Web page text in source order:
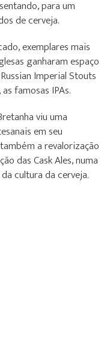
para um
de cerveja.
exemplares mais
ganharam espaço
Imperial Stouts
famosas IPAs.
viu uma
em seu
a revalorização
das Cask Ales, numa
cultura da cerveja.